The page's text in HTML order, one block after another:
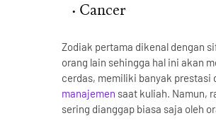
Cancer
Zodiak pertama dikenal dengan
orang lain sehingga hal ini akan
cerdas, memiliki banyak prestasi
manajemen saat kuliah. Namun,
sering dianggap biasa saja oleh